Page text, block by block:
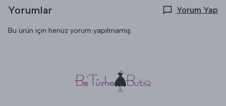
Yorumlar Yorum Yap
Bu ürün için henüz yorum yapılmamış.